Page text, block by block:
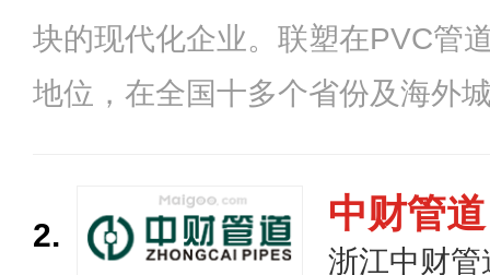
块的现代化企业。联塑在PVC管
地位，在全国十多个省份及海外
上万种产品，在国内建材家居领
市场份额。
2. 中财管道
浙江中财